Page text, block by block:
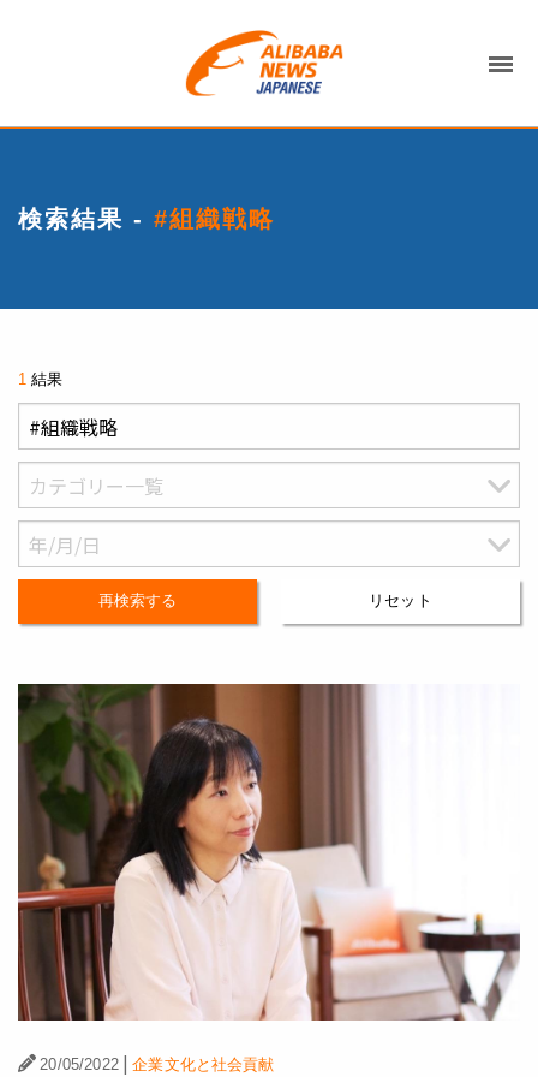
検索結果 - #組織戦略
1結果
再検索する リセット
20/05/2022 | 企業文化と社会貢献